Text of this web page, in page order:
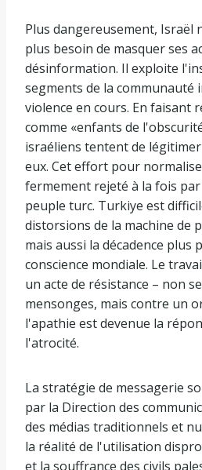
Plus dangereusement, Israël
plus besoin de masquer ses
désinformation. Il exploite
segments de la communauté
violence en cours. En faisant
comme «enfants de
israéliens tentent de
eux. Cet effort pour
fermement rejeté à la fois
peuple turc. Turkiye est
distorsions de la machine de
mais aussi la décadence plus
conscience mondiale. Le
un acte de résistance – non
mensonges, mais contre un
l'apathie est devenue la
l'atrocité.
La stratégie de messagerie
par la Direction des
des médias traditionnels et
la réalité de l'utilisation
et la souffrance des civils